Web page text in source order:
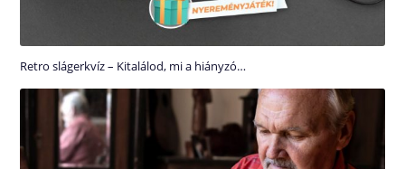
Retro slágerkvíz – Kitalálod, mi a hiányzó…